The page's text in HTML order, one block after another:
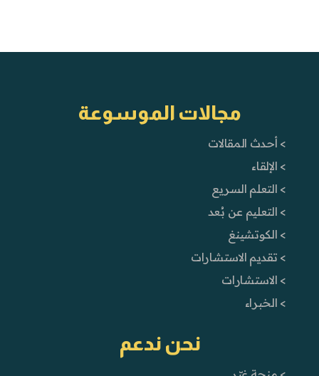
مجالات الموسوعة
> أحدث المقالات
> الإلقاء
> التعلم السريع
> التعليم عن بُعد
> الكوتشينغ
> تقديم الاستشارات
> الاستشارات
> الخبراء
نحن ندعم